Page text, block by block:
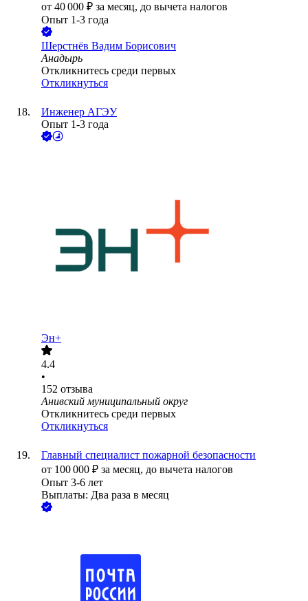
от 40 000 ₽ за месяц, до вычета налогов
Опыт 1-3 года
Шерстнёв Вадим Борисович
Анадырь
Откликнитесь среди первых
Откликнуться
Инженер АГЭУ
Опыт 1-3 года
Эн+
4.4
•
152 отзыва
Анивский муниципальный округ
Откликнитесь среди первых
Откликнуться
Главный специалист пожарной безопасности
от 100 000 ₽ за месяц, до вычета налогов
Опыт 3-6 лет
Выплаты: Два раза в месяц